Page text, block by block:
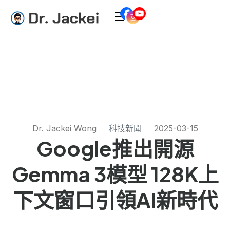
Dr. Jackei Wong 科技新聞 2025-03-15
Google推出開源
Gemma 3模型 128K上
下文窗口引領AI新時代